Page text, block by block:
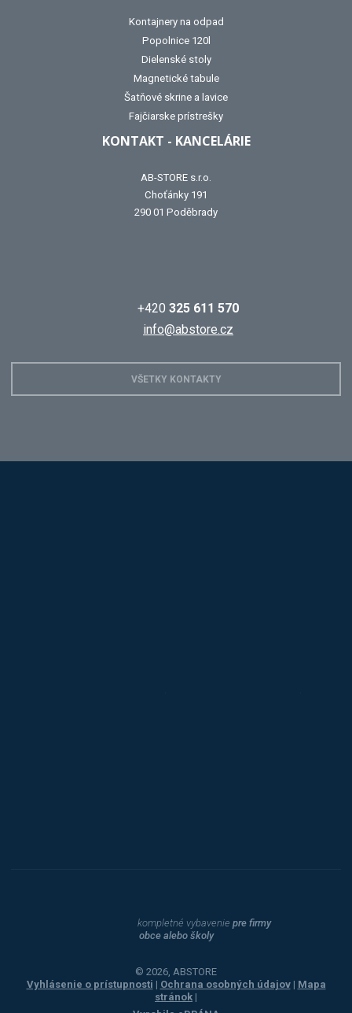
Kontajnery na odpad
Popolnice 120l
Dielenské stoly
Magnetické tabule
Šatňové skrine a lavice
Fajčiarske prístrešky
KONTAKT - KANCELÁRIE
AB-STORE s.r.o.
Choťánky 191
290 01 Poděbrady
+420 325 611 570
info@abstore.cz
VŠETKY KONTAKTY
kompletné vybavenie pre firmy
obce alebo školy
© 2026, ABSTORE
Vyhlásenie o prístupnosti | Ochrana osobných údajov | Mapa
stránok |